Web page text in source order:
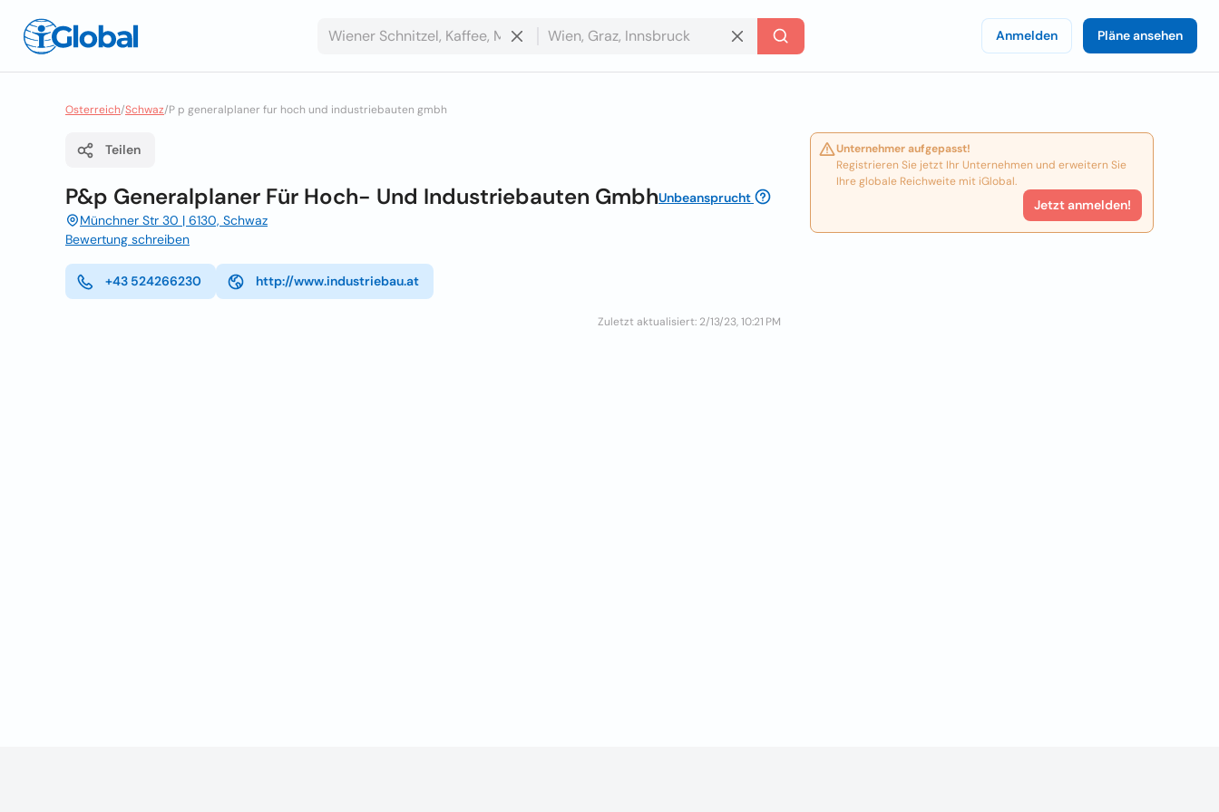
Anmelden Pläne ansehen
Osterreich/Schwaz/P p generalplaner fur hoch und industriebauten gmbh
Teilen
P&p Generalplaner Für Hoch- Und Industriebauten GmbhUnbeansprucht
Münchner Str 30 | 6130, Schwaz
Bewertung schreiben
+43 524266230 http://www.industriebau.at
Zuletzt aktualisiert: 2/13/23, 10:21 PM
Unternehmer aufgepasst!
Registrieren Sie jetzt Ihr Unternehmen und erweitern Sie
Ihre globale Reichweite mit iGlobal.
Jetzt anmelden!